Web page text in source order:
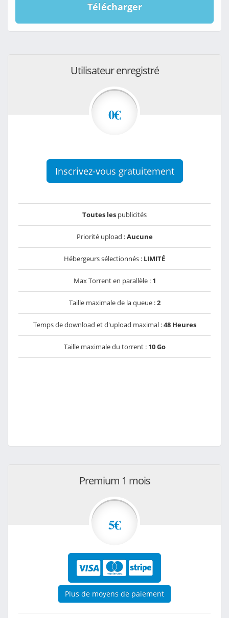
Télécharger
Utilisateur enregistré
0€
Inscrivez-vous gratuitement
Toutes les publicités
Priorité upload :Aucune
Hébergeurs sélectionnés : LIMITÉ
Max Torrent en parallèle : 1
Taille maximale de la queue :2
Temps de download et d'upload maximal :48 Heures
Taille maximale du torrent : 10 Go
Premium 1 mois
5€
Plus de moyens de paiement